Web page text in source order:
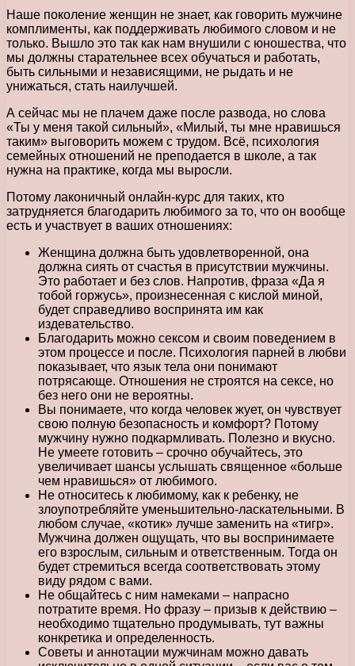
Наше поколение женщин не знает, как говорить мужчине
комплименты, как поддерживать любимого словом и не
только. Вышло это так как нам внушили с юношества, что
мы должны старательнее всех обучаться и работать,
быть сильными и независящими, не рыдать и не
унижаться, стать наилучшей.
А сейчас мы не плачем даже после развода, но слова
«Ты у меня такой сильный», «Милый, ты мне нравишься
таким» выговорить можем с трудом. Всё, психология
семейных отношений не преподается в школе, а так
нужна на практике, когда мы выросли.
Потому лаконичный онлайн-курс для таких, кто
затрудняется благодарить любимого за то, что он вообще
есть и участвует в ваших отношениях:
Женщина должна быть удовлетворенной, она
должна сиять от счастья в присутствии мужчины.
Это работает и без слов. Напротив, фраза «Да я
тобой горжусь», произнесенная с кислой миной,
будет справедливо воспринята им как
издевательство.
Благодарить можно сексом и своим поведением в
этом процессе и после. Психология парней в любви
показывает, что язык тела они понимают
потрясающе. Отношения не строятся на сексе, но
без него они не вероятны.
Вы понимаете, что когда человек жует, он чувствует
свою полную безопасность и комфорт? Потому
мужчину нужно подкармливать. Полезно и вкусно.
Не умеете готовить – срочно обучайтесь, это
увеличивает шансы услышать священное «больше
чем нравишься» от любимого.
Не относитесь к любимому, как к ребенку, не
злоупотребляйте уменьшительно-ласкательными. В
любом случае, «котик» лучше заменить на «тигр».
Мужчина должен ощущать, что вы воспринимаете
его взрослым, сильным и ответственным. Тогда он
будет стремиться всегда соответствовать этому
виду рядом с вами.
Не общайтесь с ним намеками – напрасно
потратите время. Но фразу – призыв к действию –
необходимо тщательно продумывать, тут важны
конкретика и определенность.
Советы и аннотации мужчинам можно давать